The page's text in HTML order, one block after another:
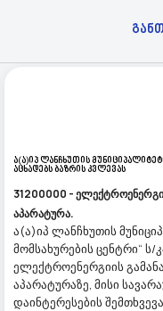
Ა(ა)იპ Ლანჩხუთის
Აცხადებს Ბაზრის Კვლევას
31200000 -
აპარატურა.
ა(ა)იპ ლანჩხუთის
მომსახურების ცენტრი“
ელექტროენერგიის
აპარატურაზე, მისი
დაინტერესების